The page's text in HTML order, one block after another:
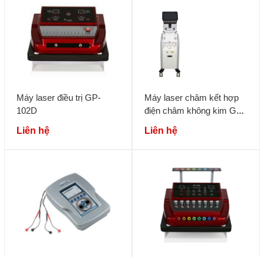
Máy laser điều trị GP-
102D
Liên hệ
Máy laser châm kết hợp
điện châm không kim GP-
Liên hệ